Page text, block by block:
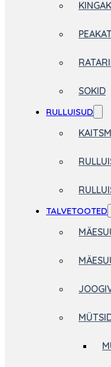
SOKID
RULLUISUD
TALVETOOTED